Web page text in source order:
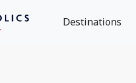
Destinations